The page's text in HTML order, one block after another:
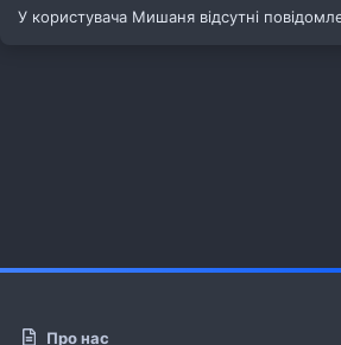
У користувача Мишаня відсутні
Про нас